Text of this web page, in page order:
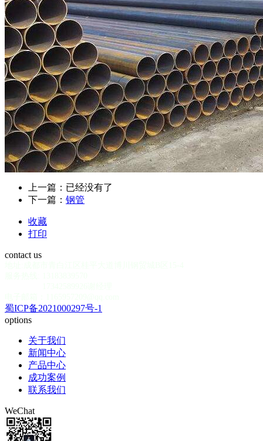
上一篇：已经没有了
下一篇： 钢管
收藏
打印
contact us
蜀ICP备2021000297号-1
options
关于我们
新闻中心
产品中心
成功案例
联系我们
WeChat